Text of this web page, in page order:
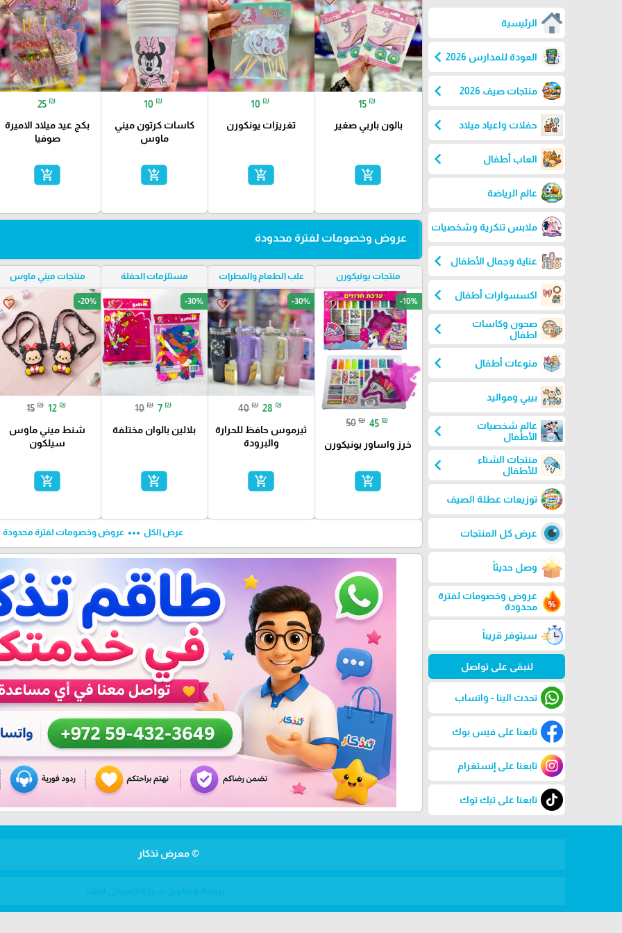
الرئيسية
العودة للمدارس 2026 chevron_left
منتجات صيف 2026 chevron_left
حفلات واعياد ميلاد chevron_left
العاب أطفال chevron_left
عالم الرياضة
ملابس تنكرية وشخصيات
عناية وجمال الأطفال chevron_left
اكسسوارات أطفال chevron_left
صحون وكاسات
اطفال
chevron_left
منوعات أطفال chevron_left
بيبي ومواليد
عالم شخصيات
الأطفال
chevron_left
منتجات الشتاء
للأطفال
chevron_left
توزيعات عطلة الصيف
عرض كل المنتجات
وصل حديثاً
عروض وخصومات لفترة
محدودة
سيتوفر قريباً
لنبقى على تواصل
تحدث الينا - واتساب
تابعنا على فيس بوك
تابعنا على إنستغرام
تابعنا على تيك توك
15 ₪
بالون باربي صغير
add_shopping_cart
10 ₪
تغريزات يونكورن
add_shopping_cart
10 ₪
كاسات كرتون ميني
ماوس
add_shopping_cart
25 ₪
بكج عيد ميلاد الاميرة
صوفيا
add_shopping_cart
عروض وخصومات لفترة محدودة
منتجات يونيكورن
favorite_border -10%
50 ₪ 45 ₪
خرز واساور يونيكورن
add_shopping_cart
علب الطعام والمطرات
favorite_border -30%
40 ₪ 28 ₪
ثيرموس حافظ للحرارة
والبرودة
add_shopping_cart
مستلزمات الحفلة
favorite_border -30%
10 ₪ 7 ₪
بلالين بالوان مختلفة
add_shopping_cart
منتجات ميني ماوس
favorite_border -20%
15 ₪ 12 ₪
شنط ميني ماوس
سيلكون
add_shopping_cart
عرض الكل more_horiz عروض وخصومات لفترة محدودة
© معرض تذكار